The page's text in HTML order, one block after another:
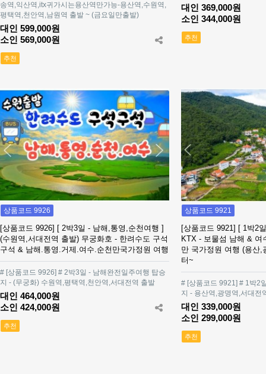
송역,익산역,itx귀가시는용산역만가능-용산역,수원역,
평택역,천안역,남원역 출발 ~ (금요일만출발)
대인 599,000원
소인 569,000원
추천
대인 369,000원
소인 344,000원
추천
상품코드 9926
[상품코드 9926] [ 2박3일 - 남해,통영,순천여행 ]
(수원역,서대전역 출발) 무궁화호 - 한려수도 구석
구석 & 남해.통영.거제.여수.순천만국가정원 여행
# [상품코드 9926] # 2박3일 - 남해완전일주여행 탑승
지 - (무궁화) 수원역,평택역,천안역,서대전역 출발
대인 464,000원
소인 424,000원
추천
상품코드 9921
[상품코드 9921] [ 1박2
KTX - 보물섬 남해 & 여
만 국가정원 여행 (용산,
터~
# [상품코드 9921] # 1박2
지 - 용산역,광명역,서대전
대인 339,000원
소인 299,000원
추천